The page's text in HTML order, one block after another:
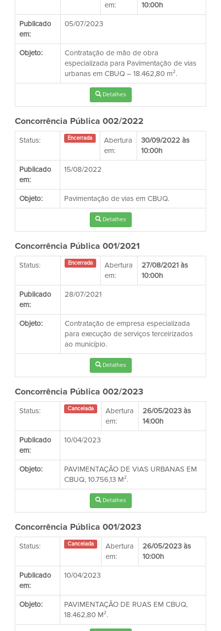
em:
10:00h
Publicado
em:
05/07/2023
Objeto:
Contratação de mão de obra
especializada para Pavimentação de vias
urbanas em CBUQ – 18.462,80 m².
Detalhes
Concorrência Pública 002/2022
Status: Encerrada
Abertura
em:
30/09/2022 às
10:00h
Publicado
em:
15/08/2022
Objeto: Pavimentação de vias em CBUQ.
Detalhes
Concorrência Pública 001/2021
Status: Encerrada
Abertura
em:
27/08/2021 às
10:00h
Publicado
em:
28/07/2021
Objeto:
Contratação de empresa especializada
para execução de serviços terceirizados
ao município.
Detalhes
Concorrência Pública 002/2023
Status: Cancelada
Abertura
em:
26/05/2023 às
14:00h
Publicado
em:
10/04/2023
Objeto:
PAVIMENTAÇÃO DE VIAS URBANAS EM
CBUQ, 10.756,13 M².
Detalhes
Concorrência Pública 001/2023
Status: Cancelada
Abertura
em:
26/05/2023 às
10:00h
Publicado
em:
10/04/2023
Objeto:
PAVIMENTAÇÃO DE RUAS EM CBUQ,
18.462,80 M².